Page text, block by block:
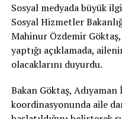
Sosyal medyada büyük
Sosyal Hizmetler
Mahinur Özdemir
yaptığı açıklamada,
olacaklarını duyurdu.
Bakan Göktaş,
koordinasyonunda aile